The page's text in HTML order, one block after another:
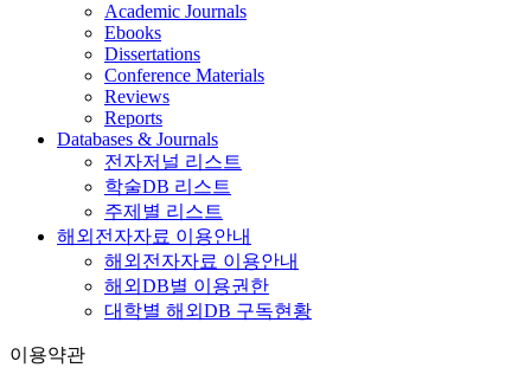
Academic Journals
Ebooks
Dissertations
Conference Materials
Reviews
Reports
Databases & Journals
전자저널 리스트
학술DB 리스트
주제별 리스트
해외전자자료 이용안내
해외전자자료 이용안내
해외DB별 이용권한
대학별 해외DB 구독현황
이용약관